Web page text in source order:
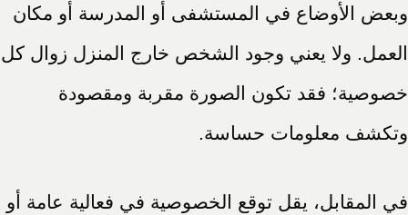
وبعض الأوضاع في المستشفى أو المدرسة أو مكان
العمل. ولا يعني وجود الشخص خارج المنزل زوال كل
خصوصية؛ فقد تكون الصورة مقربة ومقصودة
وتكشف معلومات حساسة.
في المقابل، يقل توقع الخصوصية في فعالية عامة أو